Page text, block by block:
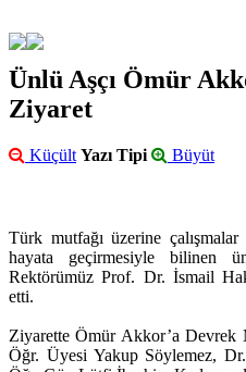
Ünlü Aşçı Ömür
Ziyaret
Küçült Yazı Tipi Büyüt
Türk mutfağı üzerine
hayata geçirmesiyle bilinen
Rektörümüz Prof. Dr. İsmail
etti.
Ziyarette Ömür Akkor’a
Öğr. Üyesi Yakup Söylemez,